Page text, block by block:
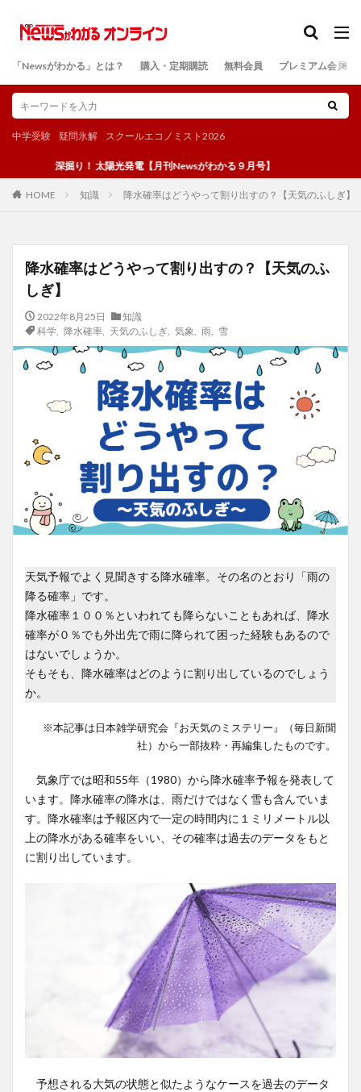
「Newsがわかる」とは？ 購入・定期購読 無料会員 プレミアム会員
中学受験 疑問氷解 スクールエコノミスト2026
深掘り！ 太陽光発電【月刊Newsがわかる９月号】
HOME 知識 降水確率はどうやって割り出すの？【天気のふしぎ】
降水確率はどうやって割り出すの？【天気のふ
しぎ】
2022年8月25日
知識
科学, 降水確率 天気のふしぎ, 気象 雨, 雪
天気予報でよく見聞きする降水確率。その名のとおり「雨の
降る確率」です。
降水確率１００％といわれても降らないこともあれば、降水
確率が０％でも外出先で雨に降られて困った経験もあるので
はないでしょうか。
そもそも、降水確率はどのように割り出しているのでしょう
か。
※本記事は日本雑学研究会『お天気のミステリー』（毎日新聞
社）から一部抜粋・再編集したものです。
気象庁では昭和55年（1980）から降水確率予報を発表して
います。降水確率の降水は、雨だけではなく雪も含んでいま
す。降水確率は予報区内で一定の時間内に１ミリメートル以
上の降水がある確率をいい、その確率は過去のデータをもと
に割り出しています。
予想される大気の状態と似たようなケースを過去のデータ
検索